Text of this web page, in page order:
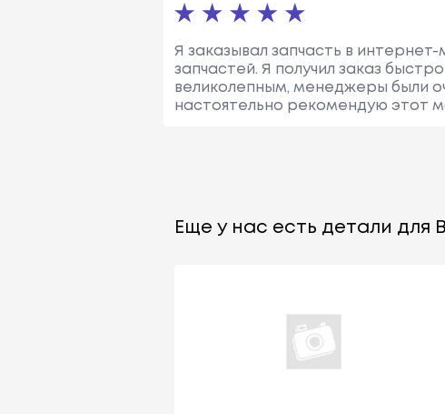
Я заказывал запчасть в
запчастей. Я получил заказ
великолепным, менеджеры были
настоятельно рекомендую этот
Еще у нас есть детали для